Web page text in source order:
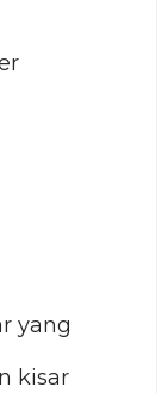
yang
kisar